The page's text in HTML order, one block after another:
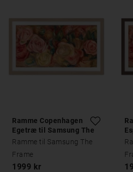
Ramme Copenhagen
Egetræ til Samsung The
Frame
Ramme til Samsung The
Frame
1999 kr